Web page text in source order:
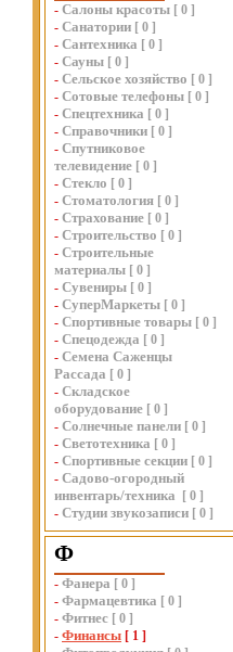
- Салоны красоты [ 0 ]
- Санатории [ 0 ]
- Сантехника [ 0 ]
- Сауны [ 0 ]
- Сельское хозяйство [ 0 ]
- Сотовые телефоны [ 0 ]
- Спецтехника [ 0 ]
- Справочники [ 0 ]
- Спутниковое
телевидение [ 0 ]
- Стекло [ 0 ]
- Стоматология [ 0 ]
- Страхование [ 0 ]
- Строительство [ 0 ]
- Строительные
материалы [ 0 ]
- Сувениры [ 0 ]
- СуперМаркеты [ 0 ]
- Спортивные товары [ 0 ]
- Спецодежда [ 0 ]
- Семена Саженцы
Рассада [ 0 ]
- Складское
оборудование [ 0 ]
- Солнечные панели [ 0 ]
- Светотехника [ 0 ]
- Спортивные секции [ 0 ]
- Садово-огородный
инвентарь/техника
[ 0 ]
- Студии звукозаписи [ 0 ]
Ф
- Фанера [ 0 ]
- Фармацевтика [ 0 ]
- Фитнес [ 0 ]
- Финансы [ 1 ]